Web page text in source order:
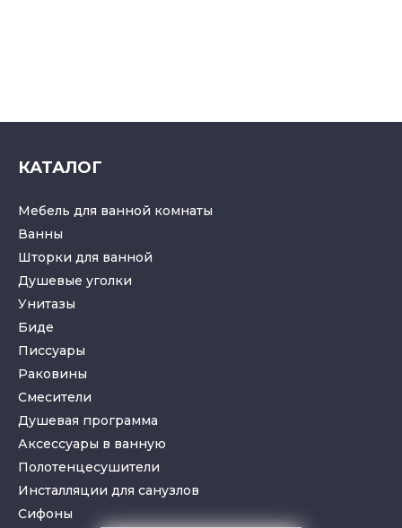
КАТАЛОГ
Мебель для ванной комнаты
Ванны
Шторки для ванной
Душевые уголки
Унитазы
Биде
Писсуары
Раковины
Смесители
Душевая программа
Аксессуары в ванную
Полотенцесушители
Инсталляции для санузлов
Cифоны